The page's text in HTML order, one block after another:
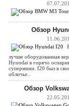
Обзор
лучше оборудованная
Hyundai в горячо
супермини. I20 был в
обличье..
Обзор